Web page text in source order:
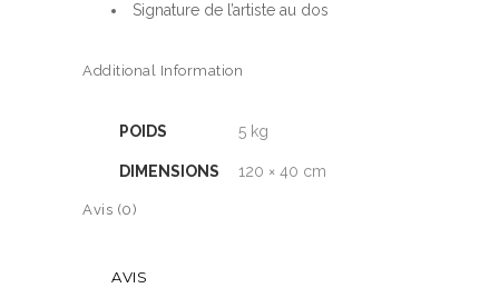
Signature de l’artiste au dos
Additional Information
POIDS 5 kg
DIMENSIONS 120 × 40 cm
Avis (0)
AVIS